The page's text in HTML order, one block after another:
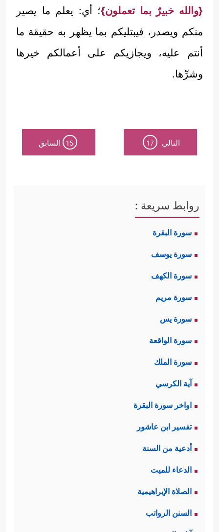
{والله خبيرٌ بما تعملون}؛ أي: يعلم ما يصير
منكم ويصدر، فيبتليكم بما يظهر به حقيقة ما
أنتم عليه، ويجازيكم على أعمالكم خيرها
وشرِّها.
التالي 17
15 السابق
روابط سريعة :
سورة البقرة
سورة يوسف
سورة الكهف
سورة مريم
سورة يس
سورة الواقعة
سورة الملك
آية الكرسي
اواخر سورة البقرة
تفسير ابن عاشور
أدعية من السنة
الدعاء للميت
الصلاة الإبراهيمية
السنن الرواتب